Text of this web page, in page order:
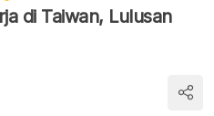
di Taiwan, Lulusan